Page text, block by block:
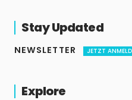
Stay Updated
NEWSLETTER JETZT
Explore